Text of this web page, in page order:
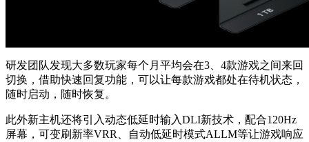
研发团队发现大多数玩家每个月平均会在3、4款游戏之间来回
切换，借助快速回复功能，可以让每款游戏都处在待机状态，
随时启动，随时恢复。
此外新主机还将引入动态低延时输入DLI新技术，配合120Hz
屏幕，可变刷新率VRR、自动低延时模式ALLM等让游戏响应